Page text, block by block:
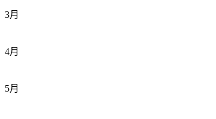
3月
4月
5月